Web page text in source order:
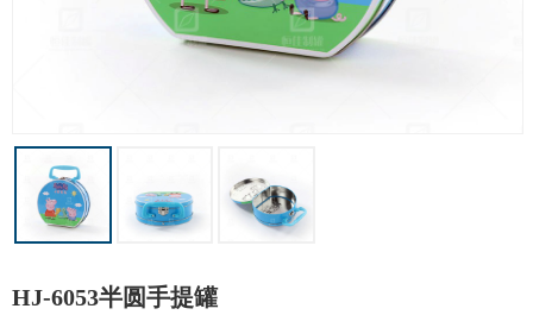
HJ-6053半圆手提罐